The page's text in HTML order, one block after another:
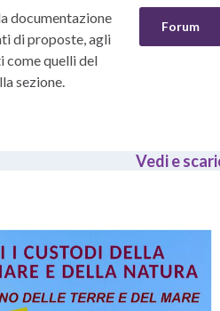
documentazione
di proposte, agli
come quelli del
sezione.
Forum
Vedi e